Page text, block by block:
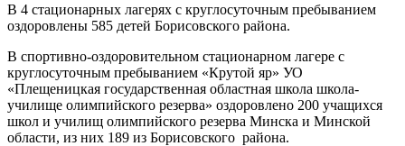
В 4 стационарных лагерях с круглосуточным пребыванием
оздоровлены 585 детей Борисовского района.
В спортивно-оздоровительном стационарном лагере с
круглосуточным пребыванием «Крутой яр» УО
«Плещеницкая государственная областная школа школа-
училище олимпийского резерва» оздоровлено 200 учащихся
школ и училищ олимпийского резерва Минска и Минской
области, из них 189 из Борисовского района.